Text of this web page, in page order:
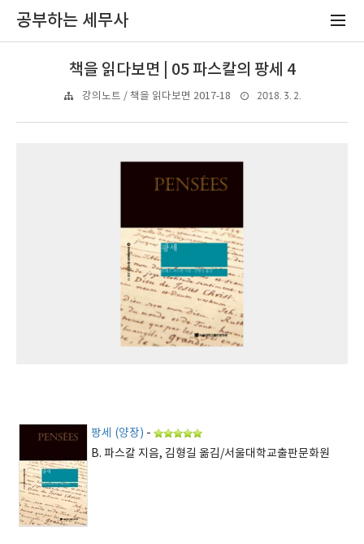
공부하는 세무사
책을 읽다보면 | 05 파스칼의 팡세 4
강의노트 / 책을 읽다보면 2017-18 2018. 3. 2.
팡세 (양장) -
B. 파스칼 지음, 김형길 옮김/서울대학교출판문화원